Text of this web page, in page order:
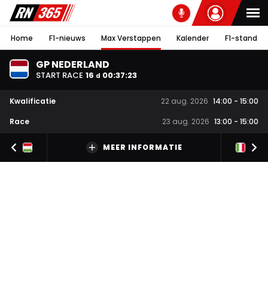
Home F1-nieuws Max Verstappen Kalender F1-stand
GP NEDERLAND
START RACE 16 d 00:37:22
Kwalificatie 22 aug. 2026 14:00 - 15:00
Race
23 aug. 2026 13:00 - 15:00
MEER INFORMATIE